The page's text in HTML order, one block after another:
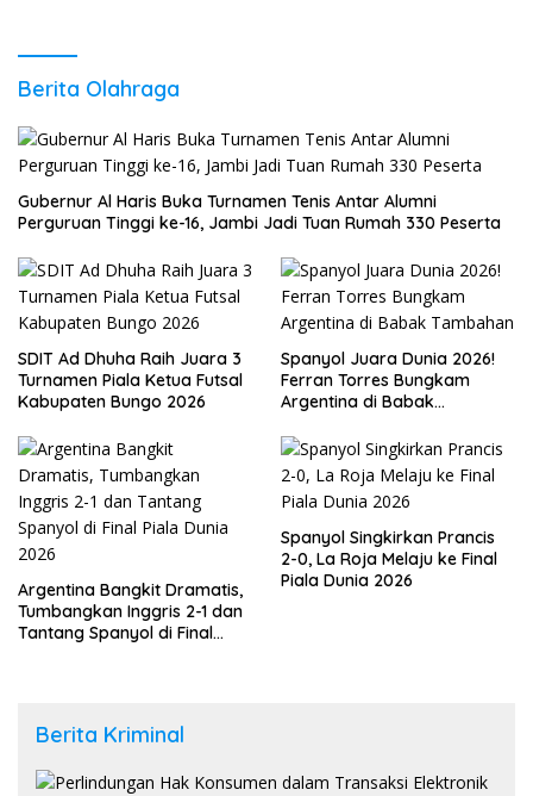
Berita Olahraga
Gubernur Al Haris Buka Turnamen Tenis Antar Alumni
Perguruan Tinggi ke-16, Jambi Jadi Tuan Rumah 330 Peserta
SDIT Ad Dhuha Raih Juara 3
Turnamen Piala Ketua Futsal
Kabupaten Bungo 2026
Spanyol Juara Dunia 2026!
Ferran Torres Bungkam
Argentina di Babak
Argentina Bangkit Dramatis,
Tumbangkan Inggris 2-1 dan
Tantang Spanyol di Final
Spanyol Singkirkan Prancis
2-0, La Roja Melaju ke Final
Piala Dunia 2026
Berita Kriminal